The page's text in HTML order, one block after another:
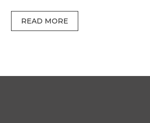
READ MORE